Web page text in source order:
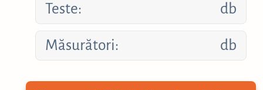
Teste: db
Măsurători: db